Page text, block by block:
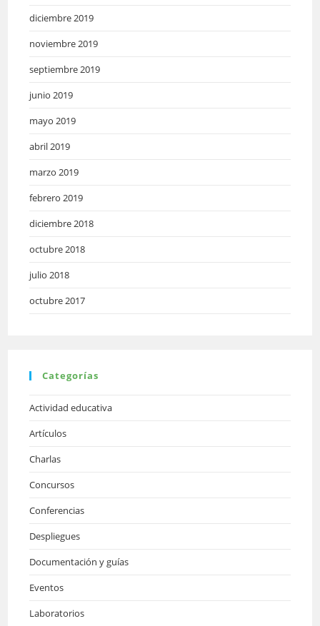
diciembre 2019
noviembre 2019
septiembre 2019
junio 2019
mayo 2019
abril 2019
marzo 2019
febrero 2019
diciembre 2018
octubre 2018
julio 2018
octubre 2017
Categorías
Actividad educativa
Artículos
Charlas
Concursos
Conferencias
Despliegues
Documentación y guías
Eventos
Laboratorios